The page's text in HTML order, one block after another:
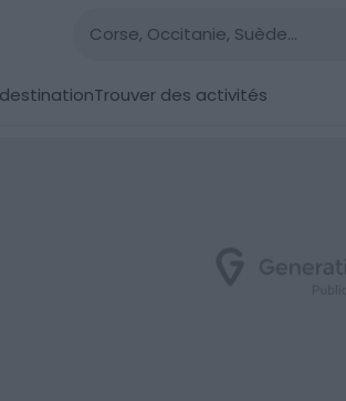
Trouver des activités